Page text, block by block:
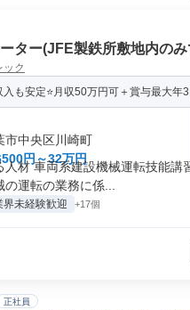
ター(JFE製鉄所敷地内の
ック
も安定⭐月収50万円可＋賞与最大年
市中央区川崎町
円～32万円
人材 車両系建設機械運転技能講
運転の業務に係...
界未経験歓迎 +17個
正社員